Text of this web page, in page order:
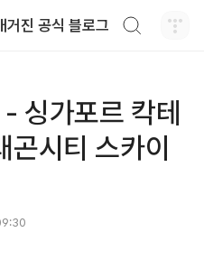
거진 공식 블로그
싱가포르 칵테
시티 스카이